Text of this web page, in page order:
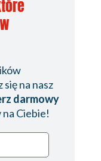
na nasz
darmowy
na Ciebie!